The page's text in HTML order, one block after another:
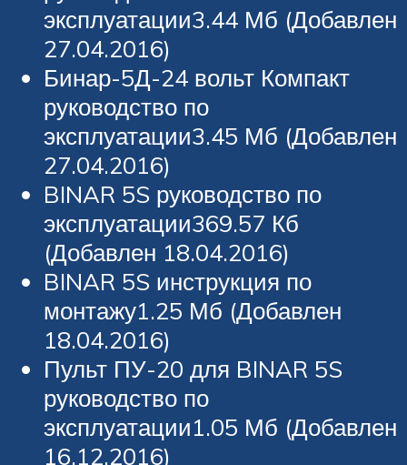
эксплуатации3.44 Мб (Добавлен
27.04.2016)
Бинар-5Д-24 вольт Компакт
руководство по
эксплуатации3.45 Мб (Добавлен
27.04.2016)
BINAR 5S руководство по
эксплуатации369.57 Кб
(Добавлен 18.04.2016)
BINAR 5S инструкция по
монтажу1.25 Мб (Добавлен
18.04.2016)
Пульт ПУ-20 для BINAR 5S
руководство по
эксплуатации1.05 Мб (Добавлен
16.12.2016)